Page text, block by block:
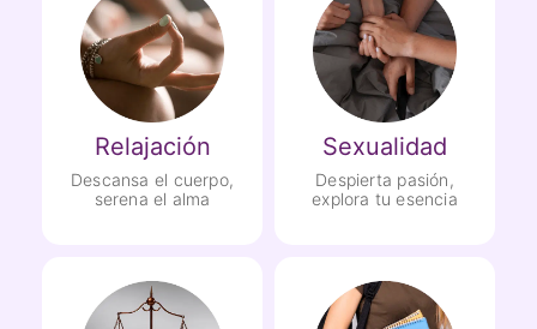
Relajación
Descansa el cuerpo,
serena el alma
Sexualidad
Despierta pasión,
explora tu esencia